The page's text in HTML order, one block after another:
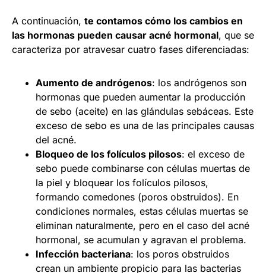
A continuación, te contamos cómo los cambios en
las hormonas pueden causar acné hormonal, que se
caracteriza por atravesar cuatro fases diferenciadas:
Aumento de andrógenos: los andrógenos son
hormonas que pueden aumentar la producción
de sebo (aceite) en las glándulas sebáceas. Este
exceso de sebo es una de las principales causas
del acné.
Bloqueo de los folículos pilosos: el exceso de
sebo puede combinarse con células muertas de
la piel y bloquear los folículos pilosos,
formando comedones (poros obstruidos). En
condiciones normales, estas células muertas se
eliminan naturalmente, pero en el caso del acné
hormonal, se acumulan y agravan el problema.
Infección bacteriana: los poros obstruidos
crean un ambiente propicio para las bacterias